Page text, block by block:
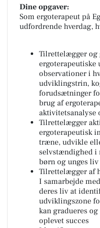
Dine opgaver:
Som ergoterapeut på
udfordrende hverdag,
Tilrettelægger og
ergoterapeutiske
observationer i
udviklingstrin,
forudsætninger
brug af
aktivitetsanalyse
Tilrettelægger
ergoterapeutisk
træne, udvikle
selvstændighed i
børn og unges
Tilrettelægger af
I samarbejde
deres liv at
udviklingszone
kan gradueres
oplevet succes